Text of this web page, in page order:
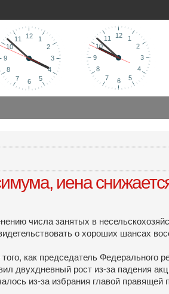
иена
числа занятых в
о хороших шансах
как председатель Федерального
двухдневный рост из-за падения
из-за избрания главой правящей